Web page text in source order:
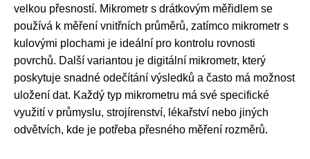
velkou přesností. Mikrometr s drátkovým měřidlem se
používá k měření vnitřních průměrů, zatímco mikrometr s
kulovými plochami je ideální pro kontrolu rovnosti
povrchů. Další variantou je digitální mikrometr, který
poskytuje snadné odečítání výsledků a často má možnost
uložení dat. Každý typ mikrometru má své specifické
využití v průmyslu, strojírenství, lékařství nebo jiných
odvětvích, kde je potřeba přesného měření rozměrů.